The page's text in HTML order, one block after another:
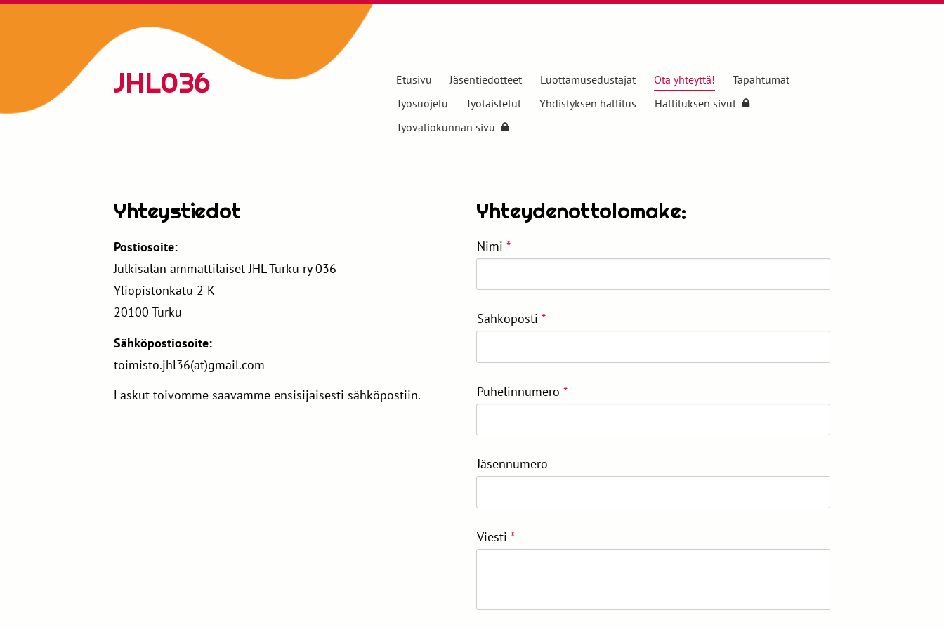
JHL036 Etusivu Jäsentiedotteet Luottamusedustajat Ota yhteyttä!
Tapahtumat
Työsuojelu
Työtaistelut Yhdistyksen hallitus
Hallituksen sivut
Työvaliokunnan sivu
Yhteystiedot Yhteydenottolomake:
Postiosoite:
Julkisalan ammattilaiset JHL Turku ry 036
Yliopistonkatu 2 K
20100 Turku
Sähköpostiosoite:
toimisto.jhl36(at)gmail.com
Laskut toivomme saavamme ensisijaisesti sähköpostiin.
Nimi *
Sähköposti *
Puhelinnumero *
Jäsennumero
Viesti *